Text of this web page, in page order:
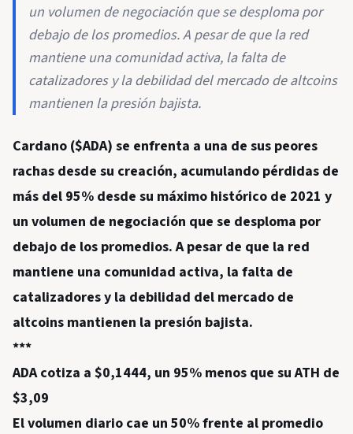
un volumen de negociación que se desploma por
debajo de los promedios. A pesar de que la red
mantiene una comunidad activa, la falta de
catalizadores y la debilidad del mercado de altcoins
mantienen la presión bajista.
Cardano ($ADA) se enfrenta a una de sus peores
rachas desde su creación, acumulando pérdidas de
más del 95% desde su máximo histórico de 2021 y
un volumen de negociación que se desploma por
debajo de los promedios. A pesar de que la red
mantiene una comunidad activa, la falta de
catalizadores y la debilidad del mercado de
altcoins mantienen la presión bajista.
***
ADA cotiza a $0,1444, un 95% menos que su ATH de
$3,09
El volumen diario cae un 50% frente al promedio